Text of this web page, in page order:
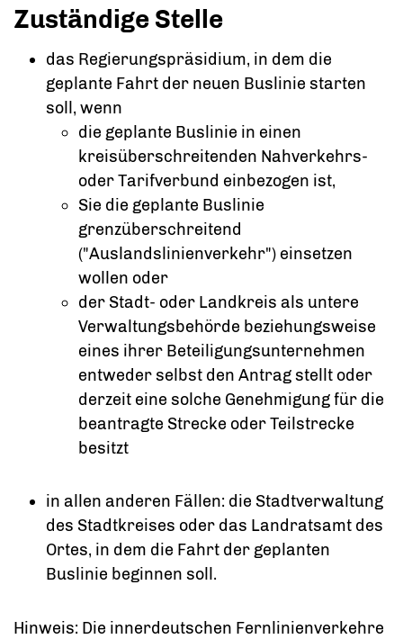
Zuständige Stelle
das Regierungspräsidium, in dem die
geplante Fahrt der neuen Buslinie starten
soll, wenn
die geplante Buslinie in einen
kreisüberschreitenden Nahverkehrs-
oder Tarifverbund einbezogen ist,
Sie die geplante Buslinie
grenzüberschreitend
("Auslandslinienverkehr") einsetzen
wollen oder
der Stadt- oder Landkreis als untere
Verwaltungsbehörde beziehungsweise
eines ihrer Beteiligungsunternehmen
entweder selbst den Antrag stellt oder
derzeit eine solche Genehmigung für die
beantragte Strecke oder Teilstrecke
besitzt
in allen anderen Fällen: die Stadtverwaltung
des Stadtkreises oder das Landratsamt des
Ortes, in dem die Fahrt der geplanten
Buslinie beginnen soll.
Hinweis: Die innerdeutschen Fernlinienverkehre